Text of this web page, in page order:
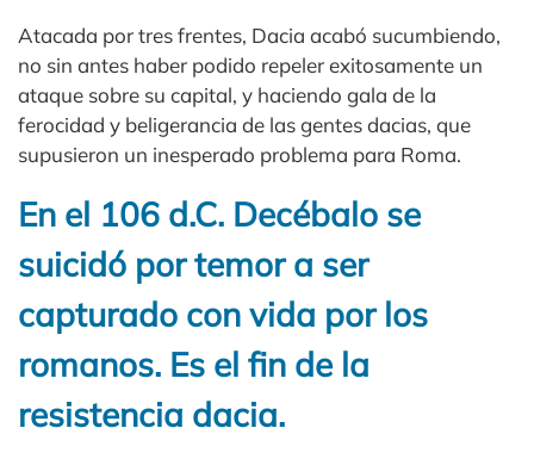
Atacada por tres frentes, Dacia acabó sucumbiendo,
no sin antes haber podido repeler exitosamente un
ataque sobre su capital, y haciendo gala de la
ferocidad y beligerancia de las gentes dacias, que
supusieron un inesperado problema para Roma.
En el 106 d.C. Decébalo se
suicidó por temor a ser
capturado con vida por los
romanos. Es el fin de la
resistencia dacia.